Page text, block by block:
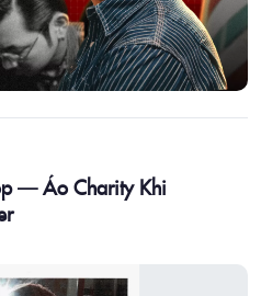
— Áo Charity Khi